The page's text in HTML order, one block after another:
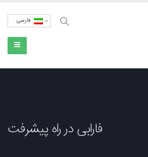
فارسی
فارابی در راه پیشرفت